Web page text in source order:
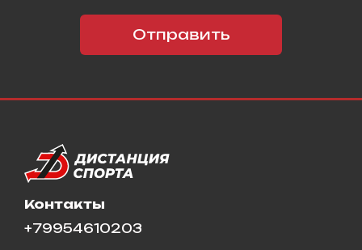
Отправить
Контакты
+79954610203